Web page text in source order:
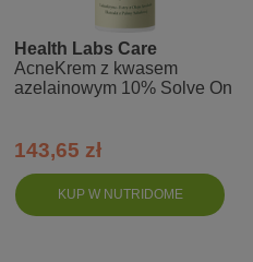
KUP W NUTRIDOME
Health Labs Care
AcneKrem z kwasem
azelainowym 10% Solve On
143,65 zł